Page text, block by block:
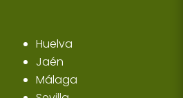
Huelva
Jaén
Málaga